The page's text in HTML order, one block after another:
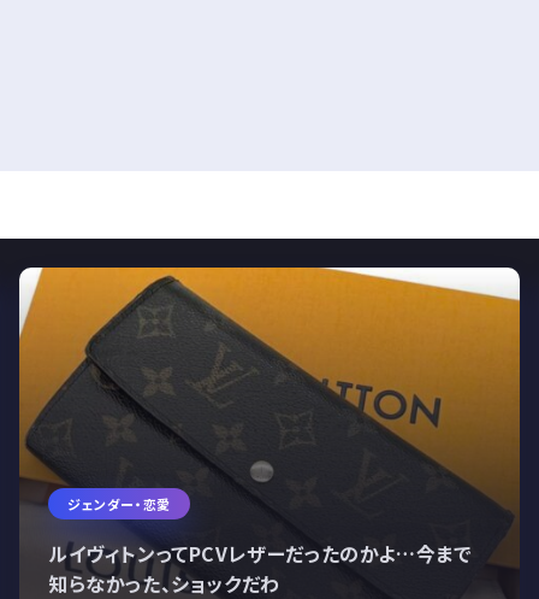
ジェンダー・恋愛
ルイヴィトンってPCVレザーだったのかよ…今まで
知らなかった、ショックだわ